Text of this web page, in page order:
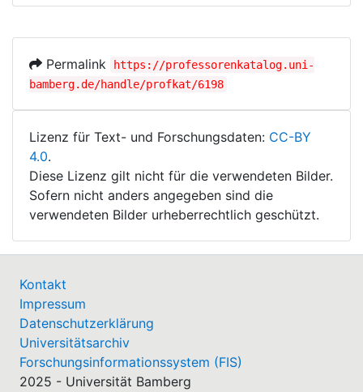
Permalink
https://professorenkatalog.uni-
bamberg.de/handle/profkat/6198
Lizenz für Text- und Forschungsdaten: CC-BY
4.0.
Diese Lizenz gilt nicht für die verwendeten Bilder.
Sofern nicht anders angegeben sind die
verwendeten Bilder urheberrechtlich geschützt.
Kontakt
Impressum
Datenschutzerklärung
Universitätsarchiv
Forschungsinformationssystem (FIS)
2025 - Universität Bamberg